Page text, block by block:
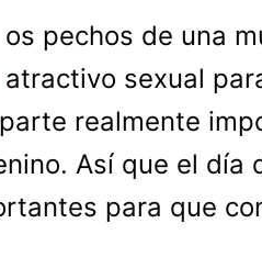
os pechos de una
atractivo sexual
realmente
Así que el día
para que